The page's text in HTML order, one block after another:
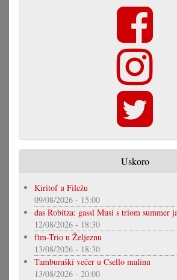
Uskoro
Kiritof u Filežu
09/08/2026 - 15:00
das Robitza: gassl Musi s triom summer
12/08/2026 - 18:30
ftm-Trio u Željeznu
13/08/2026 - 18:30
Tamburaški večer u Csello malinu
13/08/2026 - 20:00